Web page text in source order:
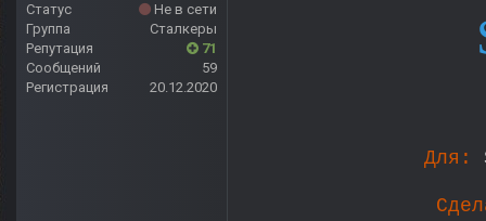
Статус
Не в сети
Группа
Сталкеры
Репутация
71
Сообщений
59
Регистрация
20.12.2020
Для: